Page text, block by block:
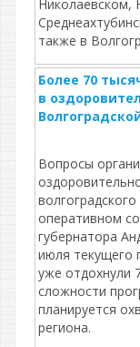
Николаевском,
также в
Более 70
в
Вопросы
оперативном
губернатора
июля текущего
уже отдохнули
сложности
планируется
региона.